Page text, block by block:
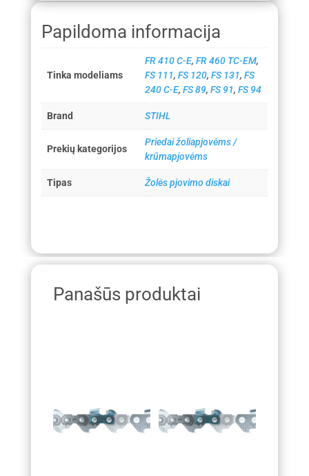
Papildoma informacija
Tinka modeliams
FR 410 C-E, FR 460 TC-EM,
FS 111, FS 120, FS 131, FS
240 C-E, FS 89, FS 91, FS 94
Brand STIHL
Prekių kategorijos
Priedai žoliapjovėms /
krūmapjovėms
Tipas Žolės pjovimo diskai
Panašūs produktai